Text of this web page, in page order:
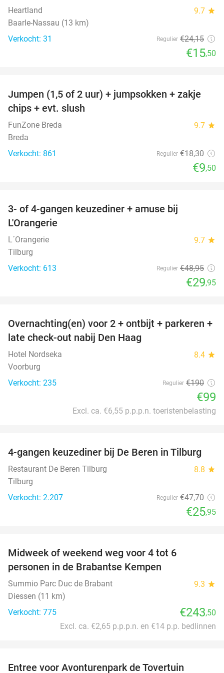
Heartland 9.7 star
Baarle-Nassau (13 km)
Verkocht: 31
Regulier €24,15
€15,50
48%
Jumpen (1,5 of 2 uur) + jumpsokken + zakje
chips + evt. slush
FunZone Breda 9.7 star
Breda
Verkocht: 861
Regulier €18,30
€9,50
3- of 4-gangen keuzediner + amuse bij
L'Orangerie
L´Orangerie 9.7 star
Tilburg
Verkocht: 613
Regulier €48,95
€29,95
48%
Overnachting(en) voor 2 + ontbijt + parkeren +
late check-out nabij Den Haag
Hotel Nordseka 8.4 star
Voorburg
Verkocht: 235
Regulier €190
€99
Excl. ca. €6,55 p.p.p.n. toeristenbelasting
46%
4-gangen keuzediner bij De Beren in Tilburg
Restaurant De Beren Tilburg 8.8 star
Tilburg
Verkocht: 2.207
Regulier €47,70
€25,95
Midweek of weekend weg voor 4 tot 6
personen in de Brabantse Kempen
Summio Parc Duc de Brabant 9.3 star
Diessen (11 km)
Verkocht: 775
€243,50
Excl. ca. €2,65 p.p.p.n. en €14 p.p. bedlinnen
Entree voor Avonturenpark de Tovertuin